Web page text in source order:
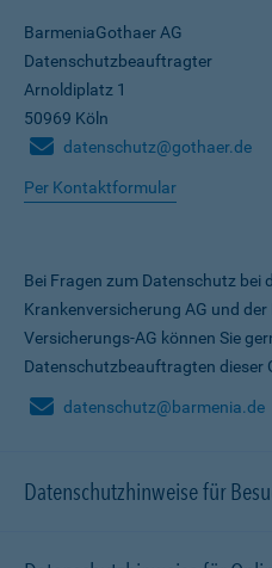
BarmeniaGothaer AG
Datenschutzbeauftragter
Arnoldiplatz 1
50969 Köln
datenschutz@gothaer.de
Per Kontaktformular
Bei Fragen zum Datenschutz bei
Krankenversicherung AG und
Versicherungs-AG können Sie
Datenschutzbeauftragten dieser
datenschutz@barmenia.de
Datenschutzhinweise für